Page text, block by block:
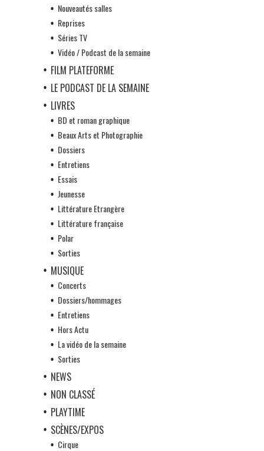
Nouveautés salles
Reprises
Séries TV
Vidéo / Podcast de la semaine
FILM PLATEFORME
LE PODCAST DE LA SEMAINE
LIVRES
BD et roman graphique
Beaux Arts et Photographie
Dossiers
Entretiens
Essais
Jeunesse
Littérature Etrangère
Littérature française
Polar
Sorties
MUSIQUE
Concerts
Dossiers/hommages
Entretiens
Hors Actu
La vidéo de la semaine
Sorties
NEWS
NON CLASSÉ
PLAYTIME
SCÈNES/EXPOS
Cirque